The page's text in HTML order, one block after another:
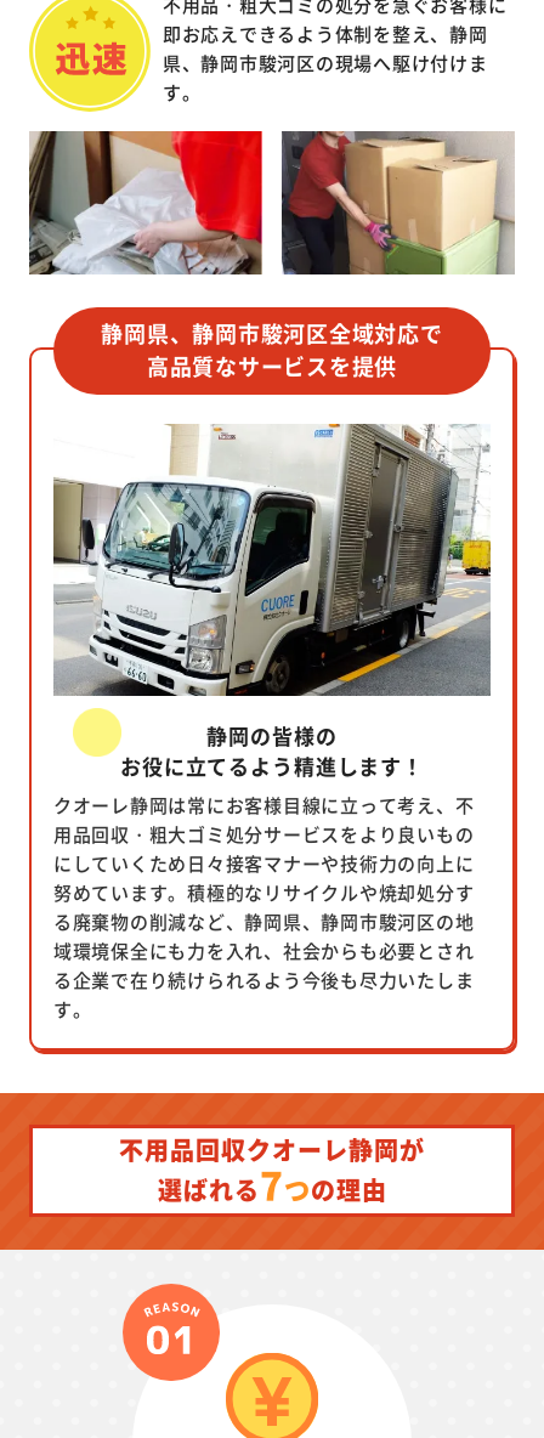
即お応えできるよう体制を整え、静岡
県、静岡市駿河区の現場へ駆け付けま
す。
静岡県、静岡市駿河区全域対応で
高品質なサービスを提供
静岡の皆様の
お役に立てるよう精進します！
クオーレ静岡は常にお客様目線に立って考え、不
用品回収・粗大ゴミ処分サービスをより良いもの
にしていくため日々接客マナーや技術力の向上に
努めています。積極的なリサイクルや焼却処分す
る廃棄物の削減など、静岡県、静岡市駿河区の地
域環境保全にも力を入れ、社会からも必要とされ
る企業で在り続けられるよう今後も尽力いたしま
す。
不用品回収クオーレ静岡が
選ばれる7つの理由